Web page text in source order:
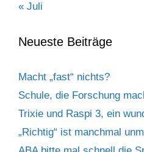
« Juli
Neueste Beiträge
Macht „fast“ nichts?
Schule, die Forschung
Trixie und Raspi 3, ein
„Richtig“ ist manchmal